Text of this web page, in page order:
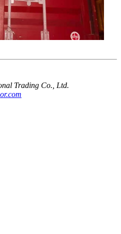
Trading Co., Ltd.